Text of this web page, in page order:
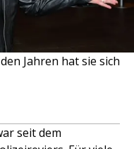
Jahren hat sie sich
seit dem